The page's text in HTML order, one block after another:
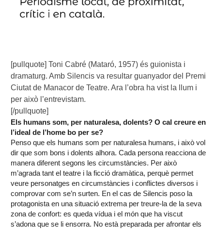
[pullquote] Toni Cabré (Mataró, 1957) és guionista i
dramaturg. Amb Silencis va resultar guanyador del Premi
Ciutat de Manacor de Teatre. Ara l’obra ha vist la llum i
per això l’entrevistam.
[/pullquote]
Els humans som, per naturalesa, dolents? O cal creure en
l’ideal de l’home bo per se?
Penso que els humans som per naturalesa humans, i això vol
dir que som bons i dolents alhora. Cada persona reacciona de
manera diferent segons les circumstàncies. Per això
m’agrada tant el teatre i la ficció dramàtica, perquè permet
veure personatges en circumstàncies i conflictes diversos i
comprovar com se’n surten. En el cas de Silencis poso la
protagonista en una situació extrema per treure-la de la seva
zona de confort: es queda vídua i el món que ha viscut
s’adona que se li ensorra. No està preparada per afrontar els